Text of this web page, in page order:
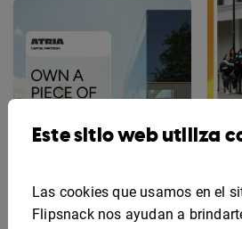
Este sitio web utiliza
Las cookies que usamos en el
Flipsnack nos ayudan a